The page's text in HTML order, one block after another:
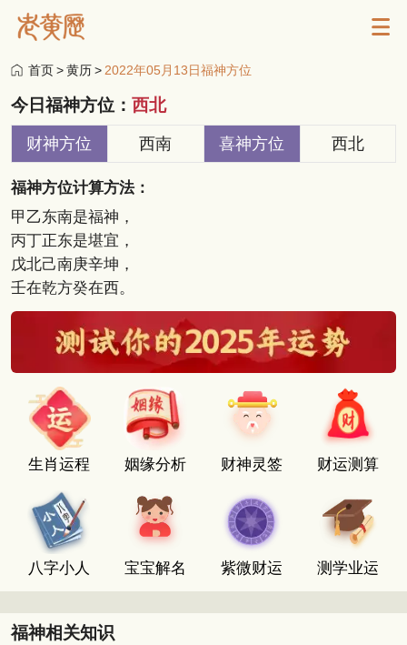
首页>黄历> 2022年05月13日福神方位
今日福神方位： 西北
财神方位 西南 喜神方位 西北
福神方位计算方法：
甲乙东南是福神，
丙丁正东是堪宜，
戊北己南庚辛坤，
壬在乾方癸在西。
生肖运程 姻缘分析 财神灵签 财运测算
八字小人 宝宝解名 紫微财运 测学业运
福神相关知识